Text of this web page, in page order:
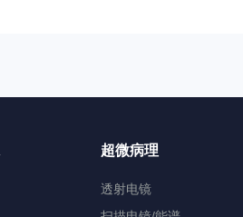
超微病理
透射电镜